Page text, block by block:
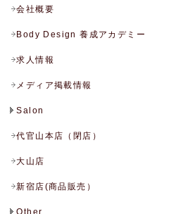
会社概要
Body Design 養成アカデミー
求人情報
メディア掲載情報
Salon
代官山本店（閉店）
大山店
新宿店(商品販売）
Other